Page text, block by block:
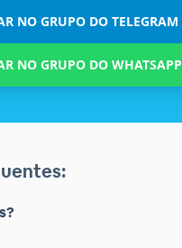
NO GRUPO DO TELEGRAM
NO GRUPO DO WHATSAPP